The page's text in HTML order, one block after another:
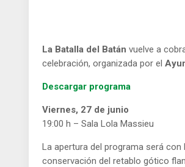
La Batalla del Batánvuelve a
celebración, organizada por el
Descargar programa
Viernes, 27 de junio
19:00 h – Sala Lola Massieu
La apertura del programa será con
conservación del retablo gótico